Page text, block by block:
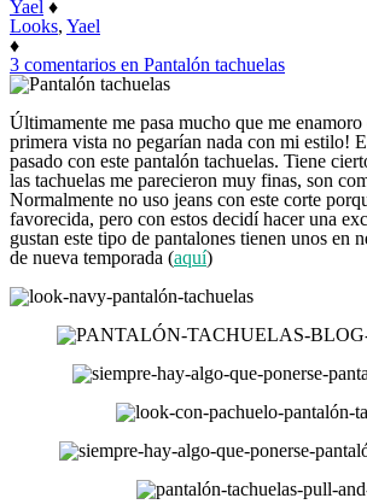
Yael ♦
Looks, Yael
♦
3 comentarios en Pantalón tachuelas
Últimamente me pasa mucho que me enamoro
primera vista no pegarían nada con mi estilo!
pasado con este pantalón tachuelas. Tiene
las tachuelas me parecieron muy finas, son
Normalmente no uso jeans con este corte
favorecida, pero con estos decidí hacer una
gustan este tipo de pantalones tienen unos en
de nueva temporada (aquí)